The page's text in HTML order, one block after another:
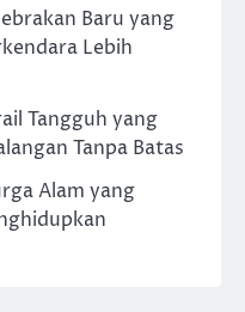
Baru yang
Lebih
Tangguh yang
Tanpa Batas
Alam yang